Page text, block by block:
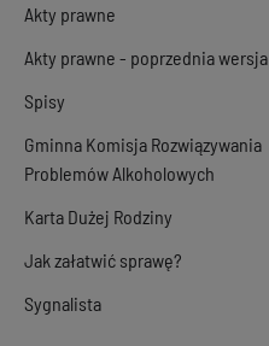
Akty prawne
Akty prawne - poprzednia wersja
Spisy
Gminna Komisja Rozwiązywania
Problemów Alkoholowych
Karta Dużej Rodziny
Jak załatwić sprawę?
Sygnalista